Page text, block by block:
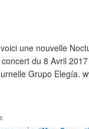
une nouvelle
du 8 Avril
Grupo Elegía.